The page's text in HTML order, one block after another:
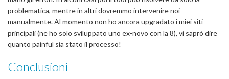
problematica, mentre in altri dovremmo intervenire noi
manualmente. Al momento non ho ancora upgradato i miei siti
principali (ne ho solo sviluppato uno ex-novo con la 8), vi saprò dire
quanto painful sia stato il processo!
Conclusioni